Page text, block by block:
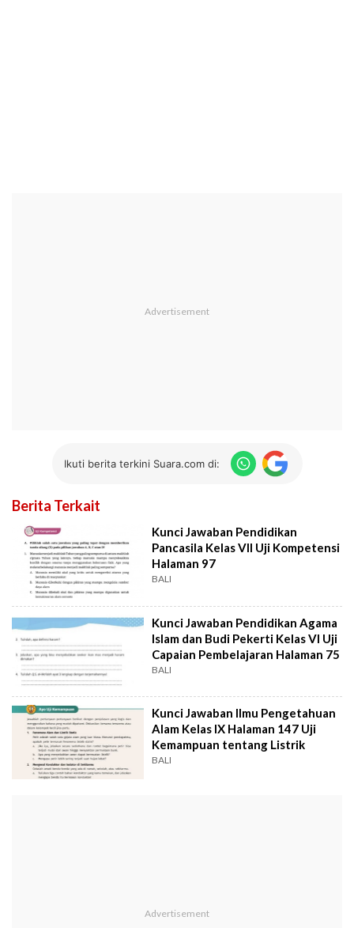
Ikuti berita terkini Suara.com di:
Berita Terkait
Kunci Jawaban Pendidikan
Pancasila Kelas VII Uji Kompetensi
Halaman 97
BALI
Kunci Jawaban Pendidikan Agama
Islam dan Budi Pekerti Kelas VI Uji
Capaian Pembelajaran Halaman 75
BALI
Kunci Jawaban Ilmu Pengetahuan
Alam Kelas IX Halaman 147 Uji
Kemampuan tentang Listrik
BALI